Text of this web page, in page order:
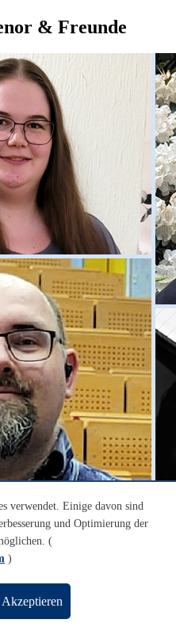
& Freunde
verwendet. Einige davon sind
und Optimierung der
(
)
Akzeptieren